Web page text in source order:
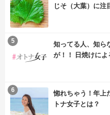
じそ（大葉）に注
知ってる人、知ら
が！！ 日焼けに
5
惚れちゃう！年上
トナ女子とは？
6